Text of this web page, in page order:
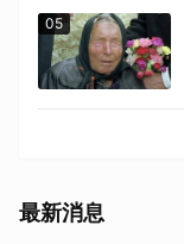
05
最新消息